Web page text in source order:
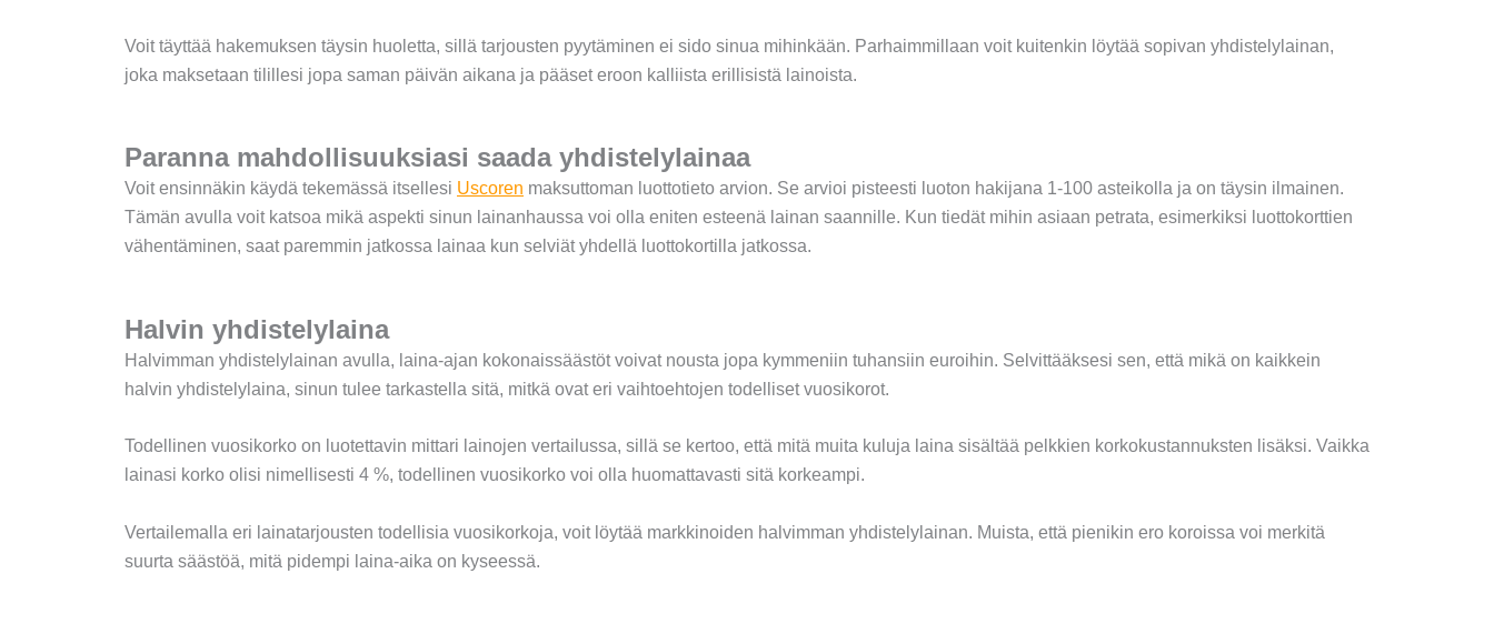
Voit täyttää hakemuksen täysin huoletta, sillä tarjousten pyytäminen ei sido sinua mihinkään. Parhaimmillaan voit kuitenkin löytää sopivan yhdistelylainan,
joka maksetaan tilillesi jopa saman päivän aikana ja pääset eroon kalliista erillisistä lainoista.
Paranna mahdollisuuksiasi saada yhdistelylainaa
Voit ensinnäkin käydä tekemässä itsellesi Uscoren maksuttoman luottotieto arvion. Se arvioi pisteesti luoton hakijana 1-100 asteikolla ja on täysin ilmainen.
Tämän avulla voit katsoa mikä aspekti sinun lainanhaussa voi olla eniten esteenä lainan saannille. Kun tiedät mihin asiaan petrata, esimerkiksi luottokorttien
vähentäminen, saat paremmin jatkossa lainaa kun selviät yhdellä luottokortilla jatkossa.
Halvin yhdistelylaina
Halvimman yhdistelylainan avulla, laina-ajan kokonaissäästöt voivat nousta jopa kymmeniin tuhansiin euroihin. Selvittääksesi sen, että mikä on kaikkein
halvin yhdistelylaina, sinun tulee tarkastella sitä, mitkä ovat eri vaihtoehtojen todelliset vuosikorot.
Todellinen vuosikorko on luotettavin mittari lainojen vertailussa, sillä se kertoo, että mitä muita kuluja laina sisältää pelkkien korkokustannuksten lisäksi. Vaikka
lainasi korko olisi nimellisesti 4 %, todellinen vuosikorko voi olla huomattavasti sitä korkeampi.
Vertailemalla eri lainatarjousten todellisia vuosikorkoja, voit löytää markkinoiden halvimman yhdistelylainan. Muista, että pienikin ero koroissa voi merkitä
suurta säästöä, mitä pidempi laina-aika on kyseessä.